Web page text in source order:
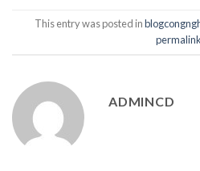
This entry was posted in
permalink
ADMINCD